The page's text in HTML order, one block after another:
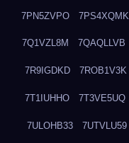
7PN5ZVPO 7PS4XQMK
7Q1VZL8M 7QAQLLVB
7R9IGDKD 7ROB1V3K
7T1IUHHO 7T3VE5UQ
7ULOHB33 7UTVLU59